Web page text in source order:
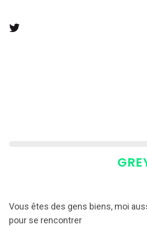
Vous êtes des gens biens, moi
pour se rencontrer